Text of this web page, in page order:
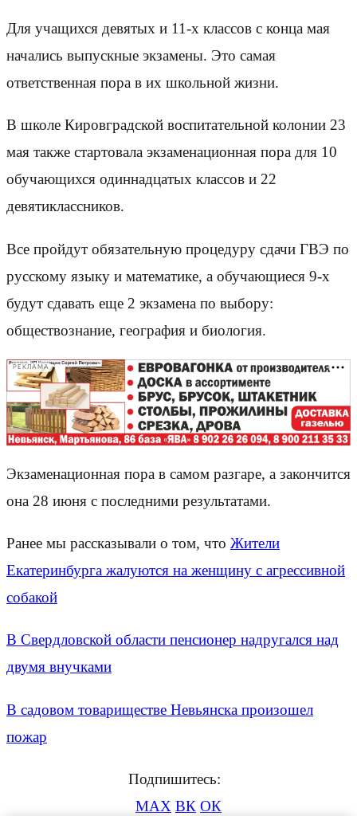
Для учащихся девятых и 11-х классов с конца мая ​
начались выпускные экзамены. Это самая
ответственная пора в их школьной жизни.
В школе Кировградской воспитательной колонии 23 ​
мая также стартовала экзаменационная пора для 10
обучающихся одиннадцатых классов и 22
девятиклассников.
Все пройдут обязательную процедуру сдачи ГВЭ по
русскому языку​ и математике, а обучающиеся 9-х
будут сдавать еще 2 экзамена по выбору:
обществознание, география и биология.
РЕКЛАМА
Экзаменационная пора в самом разгаре, а закончится
она 28 июня с последними результатами.
​Ранее мы рассказывали о том, что Жители
Екатеринбурга жалуются на женщину с агрессивной
собакой
В Свердловской области пенсионер надругался над
двумя внучками
В садовом товариществе Невьянска произошел
пожар
Подпишитесь:
MAX ВК ОК